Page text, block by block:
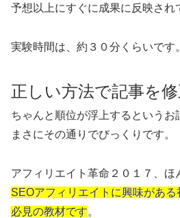
予想以上にすぐに成果に反映され
実験時間は、約３０分くらいです。
正しい方法で記事を
ちゃんと順位が浮上するというお
まさにその通りでびっくりです。
アフィリエイト革命２０１７、ほ
SEOアフィリエイトに興味があ
必見の教材です。